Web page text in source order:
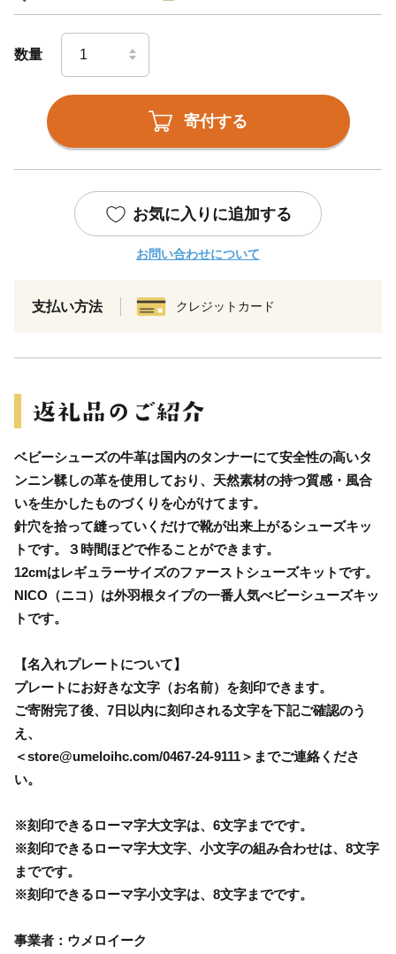
数量
寄付する
お気に入りに追加する
お問い合わせについて
支払い方法 クレジットカード
ベビーシューズの牛革は国内のタンナーにて安全性の高いタ
ンニン鞣しの革を使用しており、天然素材の持つ質感・風合
いを生かしたものづくりを心がけてます。
針穴を拾って縫っていくだけで靴が出来上がるシューズキッ
トです。３時間ほどで作ることができます。
12cmはレギュラーサイズのファーストシューズキットです。
NICO（ニコ）は外羽根タイプの一番人気べビーシューズキッ
トです。
【名入れプレートについて】
プレートにお好きな文字（お名前）を刻印できます。
ご寄附完了後、7日以内に刻印される文字を下記ご確認のう
え、
＜store@umeloihc.com/0467-24-9111＞までご連絡くださ
い。
※刻印できるローマ字大文字は、6文字までです。
※刻印できるローマ字大文字、小文字の組み合わせは、8文字
までです。
※刻印できるローマ字小文字は、8文字までです。
事業者：ウメロイーク